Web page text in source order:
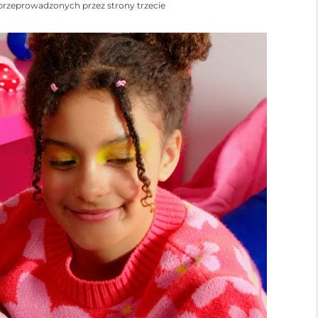
przez strony trzecie